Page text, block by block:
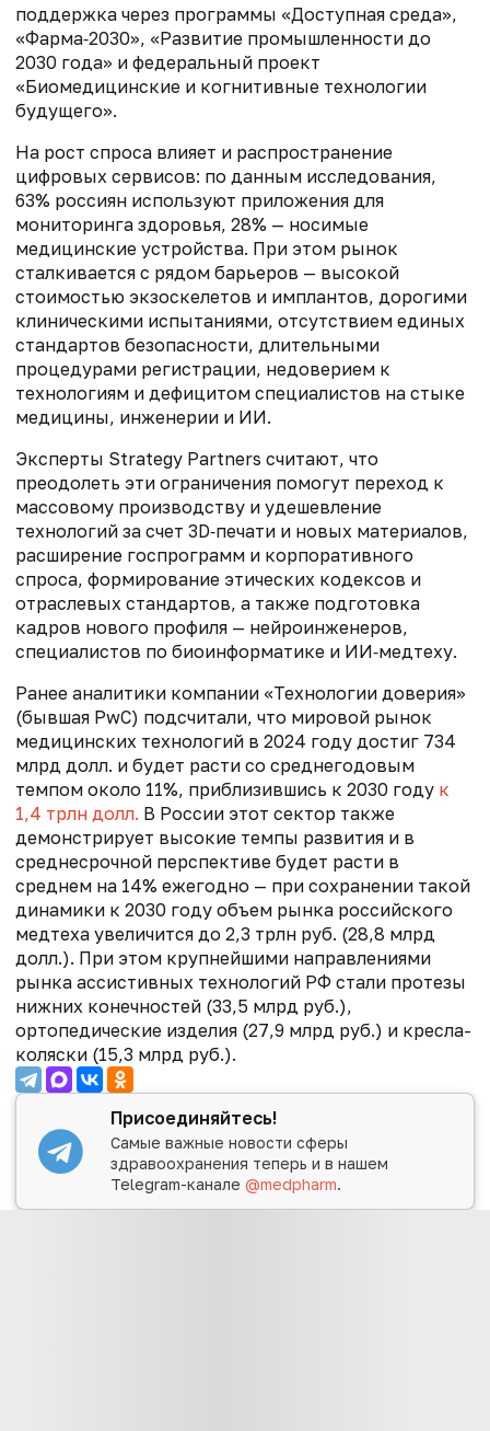
поддержка через программы «Доступная среда»,
«Фарма‑2030», «Развитие промышленности до
2030 года» и федеральный проект
«Биомедицинские и когнитивные технологии
будущего».
На рост спроса влияет и распространение
цифровых сервисов: по данным исследования,
63% россиян используют приложения для
мониторинга здоровья, 28% — носимые
медицинские устройства. При этом рынок
сталкивается с рядом барьеров — высокой
стоимостью экзоскелетов и имплантов, дорогими
клиническими испытаниями, отсутствием единых
стандартов безопасности, длительными
процедурами регистрации, недоверием к
технологиям и дефицитом специалистов на стыке
медицины, инженерии и ИИ.
Эксперты Strategy Partners считают, что
преодолеть эти ограничения помогут переход к
массовому производству и удешевление
технологий за счет 3D‑печати и новых материалов,
расширение госпрограмм и корпоративного
спроса, формирование этических кодексов и
отраслевых стандартов, а также подготовка
кадров нового профиля — нейроинженеров,
специалистов по биоинформатике и ИИ‑медтеху.
Ранее аналитики компании «Технологии доверия»
(бывшая PwC) подсчитали, что мировой рынок
медицинских технологий в 2024 году достиг 734
млрд долл. и будет расти со среднегодовым
темпом около 11%, приблизившись к 2030 году к
1,4 трлн долл. В России этот сектор также
демонстрирует высокие темпы развития и в
среднесрочной перспективе будет расти в
среднем на 14% ежегодно — при сохранении такой
динамики к 2030 году объем рынка российского
медтеха увеличится до 2,3 трлн руб. (28,8 млрд
долл.). При этом крупнейшими направлениями
рынка ассистивных технологий РФ стали протезы
нижних конечностей (33,5 млрд руб.),
ортопедические изделия (27,9 млрд руб.) и кресла-
коляски (15,3 млрд руб.).
Присоединяйтесь!
Самые важные новости сферы
здравоохранения теперь и в нашем
Telegram-канале@medpharm.